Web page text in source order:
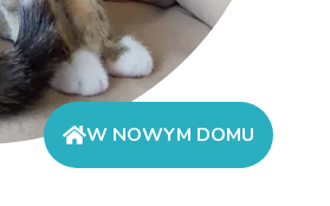
W NOWYM DOMU